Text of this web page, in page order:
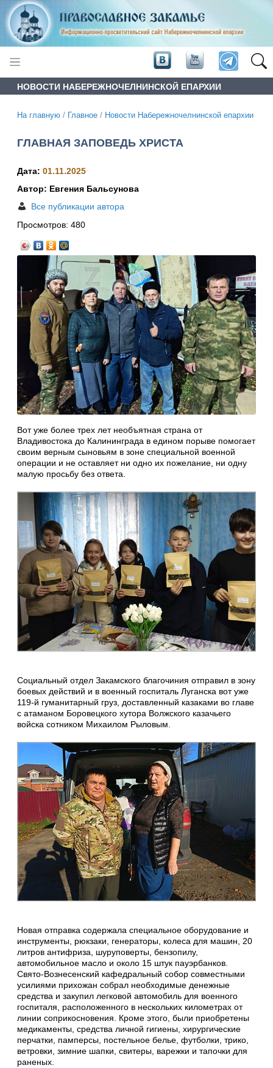
НОВОСТИ НАБЕРЕЖНОЧЕЛНИНСКОЙ ЕПАРХИИ
На главную / Главное / Новости Набережночелнинской епархии
ГЛАВНАЯ ЗАПОВЕДЬ ХРИСТА
Дата: 01.11.2025
Автор: Евгения Бальсунова
Все публикации автора
Просмотров: 480
Вот уже более трех лет необъятная страна от
Владивостока до Калининграда в едином порыве помогает
своим верным сыновьям в зоне специальной военной
операции и не оставляет ни одно их пожелание, ни одну
малую просьбу без ответа.
Социальный отдел Закамского благочиния отправил в зону
боевых действий и в военный госпиталь Луганска вот уже
119-й гуманитарный груз, доставленный казаками во главе
с атаманом Боровецкого хутора Волжского казачьего
войска сотником Михаилом Рыловым.
Новая отправка содержала специальное оборудование и
инструменты, рюкзаки, генераторы, колеса для машин, 20
литров антифриза, шуруповерты, бензопилу,
автомобильное масло и около 15 штук пауэрбанков.
Свято-Вознесенский кафедральный собор совместными
усилиями прихожан собрал необходимые денежные
средства и закупил легковой автомобиль для военного
госпиталя, расположенного в нескольких километрах от
линии соприкосновения. Кроме этого, были приобретены
медикаменты, средства личной гигиены, хирургические
перчатки, памперсы, постельное белье, футболки, трико,
ветровки, зимние шапки, свитеры, варежки и тапочки для
раненых.